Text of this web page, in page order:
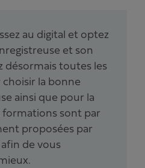
au digital et optez
et son
désormais toutes les
la bonne
ainsi que pour la
formations sont par
proposées par
de vous